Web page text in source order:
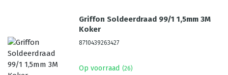
Griffon Soldeerdraad 99/1 1,5mm 3M
Koker
8710439263427
Op voorraad (26)